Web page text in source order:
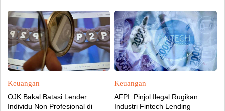
Keuangan
OJK Bakal Batasi Lender
Individu Non Profesional di
Keuangan
AFPI: Pinjol Ilegal Rugikan
Industri Fintech Lending